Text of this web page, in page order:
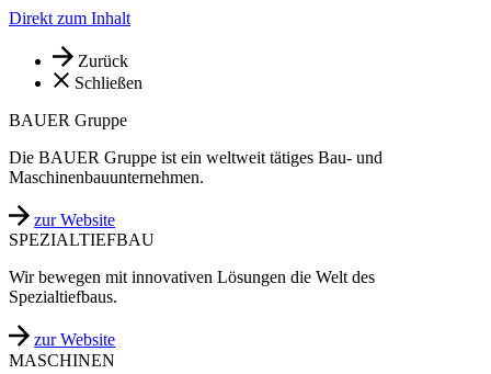
Direkt zum Inhalt
Zurück
Schließen
BAUER Gruppe
Die BAUER Gruppe ist ein weltweit tätiges Bau- und
Maschinenbauunternehmen.
zur Website
SPEZIALTIEFBAU
Wir bewegen mit innovativen Lösungen die Welt des
Spezialtiefbaus.
zur Website
MASCHINEN